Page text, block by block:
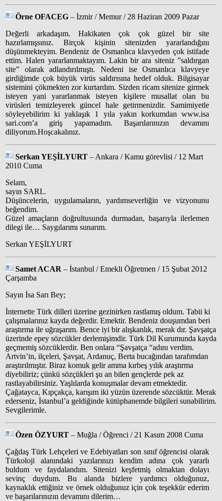
Örne OFACEG – İzmir / Memur / 28 Haziran 2009 Pazar
Değerli arkadaşım. Hakikaten çok çok güzel bir site
hazırlamışsınız. Birçok kişinin sitenizden yararlandığını
düşünmekteyim. Bendeniz de Osmanlıca klavyeden çok istifade
ettim. Halen yararlanmaktayım. Lakin bir ara siteniz ”saldırgan
site” olarak adlandırılmıştı. Nedeni ise Osmanlıca klavyeye
girdiğimde çok büyük virüs saldırısına hedef olduk. Bilgisayar
sistemini çökmekten zor kurtardım. Sizden ricam sitenize girmek
isteyen yani yararlanmak isteyen kişilere musallat olan bu
virüsleri temizleyerek güncel hale getirmenizdir. Samimiyetle
söyleyebilirim ki yaklaşık 1 yıla yakın korkumdan www.isa
sari.com’a giriş yapamadım. Başarılarınızın devamını
diliyorum.Hoşcakalınız.
Serkan YEŞİLYURT – Ankara / Kamu görevlisi / 12 Mart
2010 Cuma
Selam,
sayın SARI..
Düşüncelerin, uygulamaların, yardımseverliğin ve vizyonunu
beğendim.
Güzel amaçların doğrultusunda durmadan, başarıyla ilerlemen
dilegi ile… Saygılarımı sunarım.
Serkan YEŞİLYURT
Samet ACAR – İstanbul / Emekli Öğretmen / 15 Şubat 2012
Çarşamba
Sayın İsa Sarı Bey;
İnternette Türk dilleri üzerine gezinirken rastlamış oldum. Tabii ki
çalışmalarınız kayda değerdir. Emektir. Bendeniz douşumdan beri
araştırma ile uğraşarım. Bence iyi bir alışkanlık, merak dır. Şavşatça
üzerinde epey sözcükler derlemişimdir. Türk Dil Kurumunda kayda
geçmemiş sözcüklerdir. Ben onlara “Şavşatça “adını verdim.
Artvin’in, ilçeleri, Şavşat, Ardanuç, Berta bucağından tarafımdan
araştırılmıştır. Biraz komuk gelir amma kırbeş yılık araştırma
diyebiliriz; çünkü sözçükleri şu an bilen gençlerde pek az
rastlayabilirsiniz. Yaşlılarda konuşmalar devam etmektedir.
Çağatayca, Kıpçakça, karışım iki yüzün üzerende sözcüktür. Merak
ederseniz, İstanbul’a geldiğinde kütüphanemde bilgileri sunabilirim.
Sevgilerimle.
Özen ÖZYURT – Muğla / Öğrenci / 21 Kasım 2008 Cuma
Çağdaş Türk Lehçeleri ve Edebiyatları son sınıf öğrencisi olarak
Türkoloji alanındaki yazılarınızı kendim adına çok yararlı
buldum ve faydalandım. Sitenizi keşfetmiş olmaktan dolayı
sevinç duydum. Bu alanda bizlere yardımcı olduğunuz,
kaynaklık ettiğiniz ve örnek olduğunuz için çok teşekkür ederim
ve başarılarınızın devamını dilerim…